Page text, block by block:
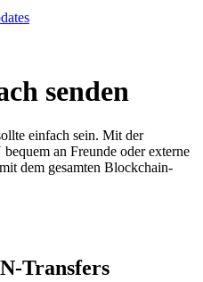
senden
einfach sein. Mit der
an Freunde oder externe
dem gesamten Blockchain-
Transfers